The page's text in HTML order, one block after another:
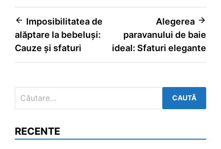
Navigare
în
articole
Imposibilitatea de
alăptare la bebeluși:
Cauze și sfaturi
Alegerea
paravanului de baie
ideal: Sfaturi elegante
după:
RECENTE